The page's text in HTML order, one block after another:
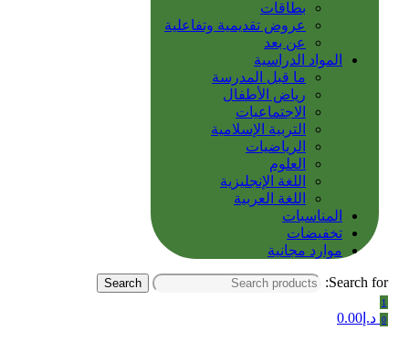
بطاقات
عروض تقديمية وتفاعلية
عن بعد
المواد الدراسية
ما قبل المدرسة
رياض الأطفال
الاجتماعيات
التربية الإسلامية
الرياضيات
العلوم
اللغة الإنجليزية
اللغة العربية
المناسبات
تخفيضات
موارد مجانية
Search for:
Search
1
0 د.إ 0.00